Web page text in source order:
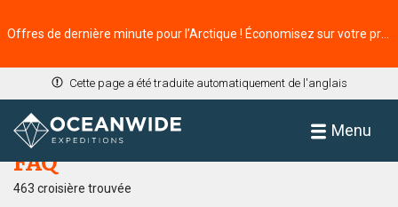
Cette page a été traduite automatiquement de l'anglais
Menu
Accueil
FAQ
463 croisière trouvée